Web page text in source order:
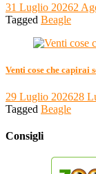
31 Luglio 20262
Tagged Beagle
Venti cose che capirai
29 Luglio 202628
Tagged Beagle
Consigli